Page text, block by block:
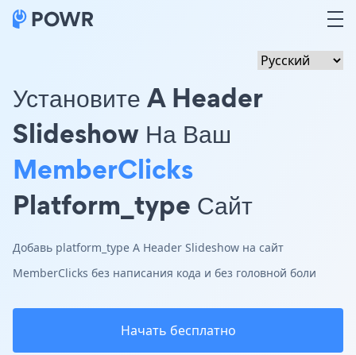
Установите A Header
Slideshow На Ваш
MemberClicks
Platform_type Сайт
Добавь platform_type A Header Slideshow на сайт
MemberClicks без написания кода и без головной боли
Начать бесплатно